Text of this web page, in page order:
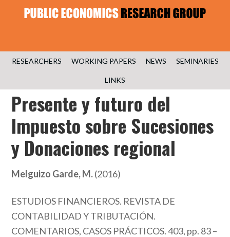
RESEARCHERS WORKING PAPERS NEWS SEMINARIES
LINKS
Presente y futuro del
Impuesto sobre Sucesiones
y Donaciones regional
Melguizo Garde, M.(2016)
ESTUDIOS FINANCIEROS. REVISTA DE
CONTABILIDAD Y TRIBUTACIÓN.
COMENTARIOS, CASOS PRÁCTICOS. 403, pp. 83 –